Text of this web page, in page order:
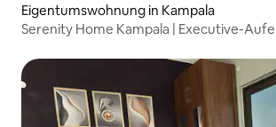
Eigentumswohnung in Kampala
Serenity Home Kampala | Executive-